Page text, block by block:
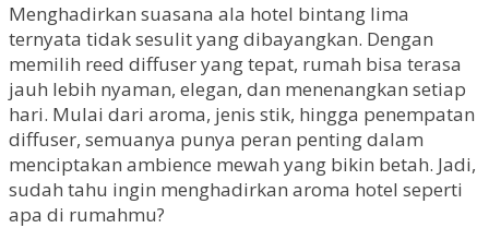
Menghadirkan suasana ala hotel bintang lima
ternyata tidak sesulit yang dibayangkan. Dengan
memilih reed diffuser yang tepat, rumah bisa terasa
jauh lebih nyaman, elegan, dan menenangkan setiap
hari. Mulai dari aroma, jenis stik, hingga penempatan
diffuser, semuanya punya peran penting dalam
menciptakan ambience mewah yang bikin betah. Jadi,
sudah tahu ingin menghadirkan aroma hotel seperti
apa di rumahmu?